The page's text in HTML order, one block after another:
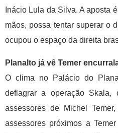
Inácio Lula da Silva. A aposta
mãos, possa tentar superar o
ocupou o espaço da direita
Planalto já vê Temer
O clima no Palácio do
deflagrar a operação
assessores de Michel
assessores próximos a